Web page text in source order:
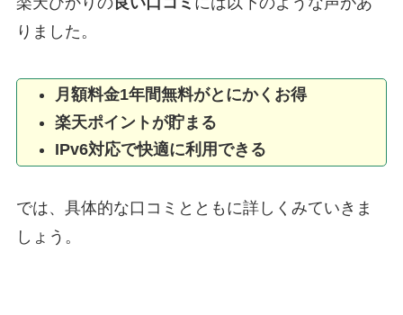
りました。
月額料金1年間無料がとにかくお得
楽天ポイントが貯まる
IPv6対応で快適に利用できる
では、具体的な口コミとともに詳しくみていきま
しょう。